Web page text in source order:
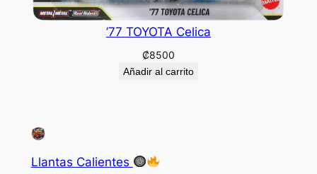
’77 TOYOTA Celica
₡8500
Añadir al carrito
Llantas Calientes